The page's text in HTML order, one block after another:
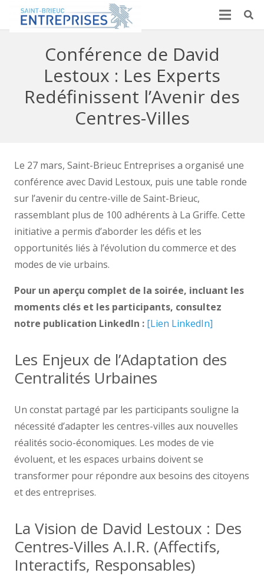
Conférence de David
Lestoux : Les Experts
Redéfinissent l’Avenir des
Centres-Villes
Le 27 mars, Saint-Brieuc Entreprises a organisé une
conférence avec David Lestoux, puis une table ronde
sur l’avenir du centre-ville de Saint-Brieuc,
rassemblant plus de 100 adhérents à La Griffe. Cette
initiative a permis d’aborder les défis et les
opportunités liés à l’évolution du commerce et des
modes de vie urbains.
Pour un aperçu complet de la soirée, incluant les
moments clés et les participants, consultez
notre publication LinkedIn : [Lien LinkedIn]
Les Enjeux de l’Adaptation des
Centralités Urbaines
Un constat partagé par les participants souligne la
nécessité d’adapter les centres-villes aux nouvelles
réalités socio-économiques. Les modes de vie
évoluent, et les espaces urbains doivent se
transformer pour répondre aux besoins des citoyens
et des entreprises.
La Vision de David Lestoux : Des
Centres-Villes A.I.R. (Affectifs,
Interactifs, Responsables)